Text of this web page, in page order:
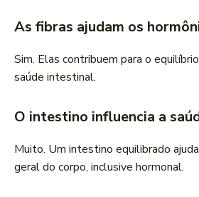
As fibras ajudam os
Sim. Elas contribuem para o
saúde intestinal.
O intestino influencia a
Muito. Um intestino equilibrado
geral do corpo, inclusive hormonal.